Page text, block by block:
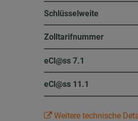
Schlüsselweite
Zolltarifnummer
eCl@ss 7.1
eCl@ss 11.1
Weitere technische